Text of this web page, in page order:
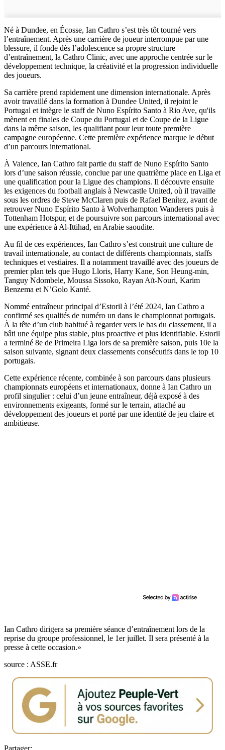
Né à Dundee, en Écosse, Ian Cathro s’est très tôt tourné vers
l’entraînement. Après une carrière de joueur interrompue par une
blessure, il fonde dès l’adolescence sa propre structure
d’entraînement, la Cathro Clinic, avec une approche centrée sur le
développement technique, la créativité et la progression individuelle
des joueurs.
Sa carrière prend rapidement une dimension internationale. Après
avoir travaillé dans la formation à Dundee United, il rejoint le
Portugal et intègre le staff de Nuno Espírito Santo à Rio Ave, qu'ils
mènent en finales de Coupe du Portugal et de Coupe de la Ligue
dans la même saison, les qualifiant pour leur toute première
campagne européenne. Cette première expérience marque le début
d’un parcours international.
À Valence, Ian Cathro fait partie du staff de Nuno Espírito Santo
lors d’une saison réussie, conclue par une quatrième place en Liga et
une qualification pour la Ligue des champions. Il découvre ensuite
les exigences du football anglais à Newcastle United, où il travaille
sous les ordres de Steve McClaren puis de Rafael Benítez, avant de
retrouver Nuno Espírito Santo à Wolverhampton Wanderers puis à
Tottenham Hotspur, et de poursuivre son parcours international avec
une expérience à Al-Ittihad, en Arabie saoudite.
Au fil de ces expériences, Ian Cathro s’est construit une culture de
travail internationale, au contact de différents championnats, staffs
techniques et vestiaires. Il a notamment travaillé avec des joueurs de
premier plan tels que Hugo Lloris, Harry Kane, Son Heung-min,
Tanguy Ndombele, Moussa Sissoko, Rayan Aït-Nouri, Karim
Benzema et N’Golo Kanté.
Nommé entraîneur principal d’Estoril à l’été 2024, Ian Cathro a
confirmé ses qualités de numéro un dans le championnat portugais.
À la tête d’un club habitué à regarder vers le bas du classement, il a
bâti une équipe plus stable, plus proactive et plus identifiable. Estoril
a terminé 8e de Primeira Liga lors de sa première saison, puis 10e la
saison suivante, signant deux classements consécutifs dans le top 10
portugais.
Cette expérience récente, combinée à son parcours dans plusieurs
championnats européens et internationaux, donne à Ian Cathro un
profil singulier : celui d’un jeune entraîneur, déjà exposé à des
environnements exigeants, formé sur le terrain, attaché au
développement des joueurs et porté par une identité de jeu claire et
ambitieuse.
Ian Cathro dirigera sa première séance d’entraînement lors de la
reprise du groupe professionnel, le 1er juillet. Il sera présenté à la
presse à cette occasion.»
source : ASSE.fr